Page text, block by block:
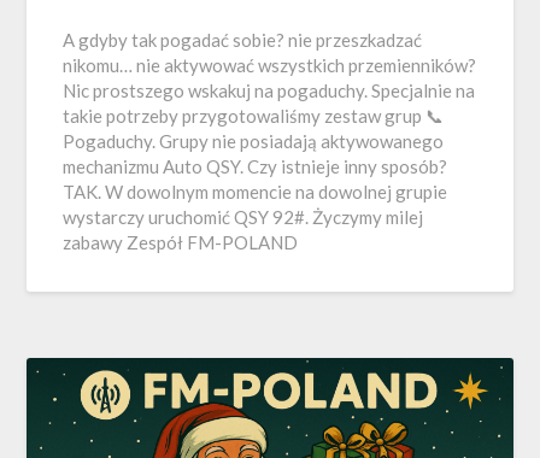
A gdyby tak pogadać sobie? nie przeszkadzać
nikomu… nie aktywować wszystkich przemienników?
Nic prostszego wskakuj na pogaduchy. Specjalnie na
takie potrzeby przygotowaliśmy zestaw grup 📞
Pogaduchy. Grupy nie posiadają aktywowanego
mechanizmu Auto QSY. Czy istnieje inny sposób?
TAK. W dowolnym momencie na dowolnej grupie
wystarczy uruchomić QSY 92#. Życzymy milej
zabawy Zespół FM-POLAND